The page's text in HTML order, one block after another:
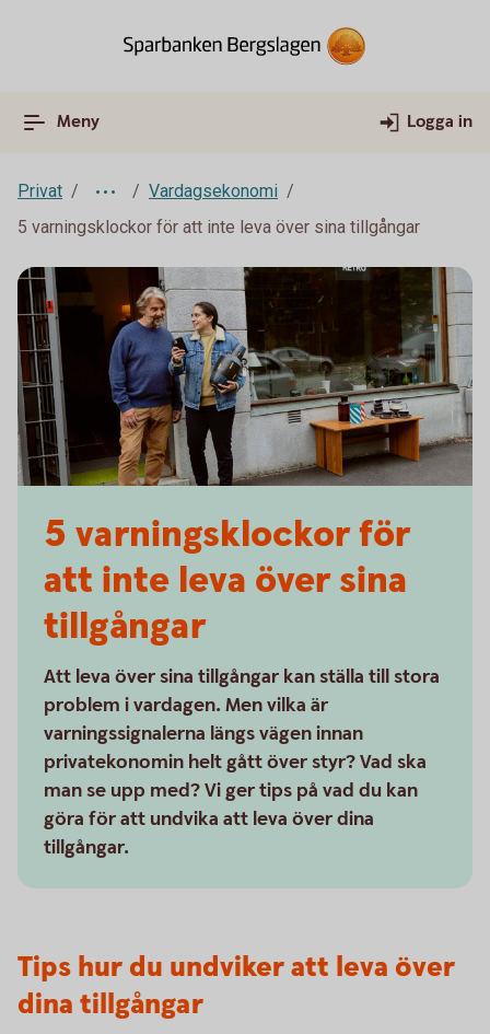
Meny Logga in
Privat
Vardagsekonomi
5 varningsklockor för att inte leva över sina tillgångar
5 varnings­klockor för
att inte leva över sina
tillgångar
Att leva över sina tillgångar kan ställa till stora
problem i vardagen. Men vilka är
varningssignalerna längs vägen innan
privatekonomin helt gått över styr? Vad ska
man se upp med? Vi ger tips på vad du kan
göra för att undvika att leva över dina
tillgångar.
Tips hur du undviker att leva över
dina tillgångar